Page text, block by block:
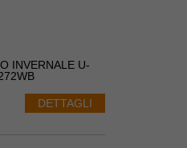
INVERNALE U-
DETTAGLI